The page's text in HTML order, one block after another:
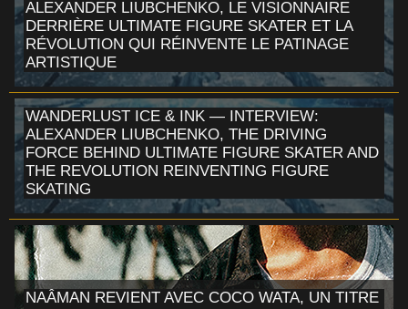
ALEXANDER LIUBCHENKO, LE VISIONNAIRE
DERRIÈRE ULTIMATE FIGURE SKATER ET LA
RÉVOLUTION QUI RÉINVENTE LE PATINAGE
ARTISTIQUE
WANDERLUST ICE & INK — INTERVIEW:
ALEXANDER LIUBCHENKO, THE DRIVING
FORCE BEHIND ULTIMATE FIGURE SKATER AND
THE REVOLUTION REINVENTING FIGURE
SKATING
NAÂMAN REVIENT AVEC COCO WATA, UN TITRE